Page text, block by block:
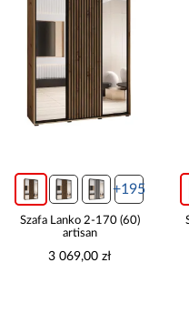
+195
Szafa Lanko 2-170 (60)
artisan/biały
3 069,00 zł